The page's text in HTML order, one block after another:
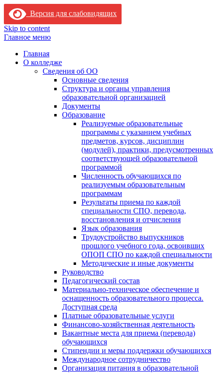
Версия для слабовидящих
Skip to content
Главное меню
Главная
О колледже
Сведения об ОО
Основные сведения
Структура и органы управления
образовательной организацией
Документы
Образование
Реализуемые образовательные
программы с указанием учебных
предметов, курсов, дисциплин
(модулей), практики, предусмотренных
соответствующей образовательной
программой
Численность обучающихся по
реализуемым образовательным
программам
Результаты приема по каждой
специальности СПО, перевода,
восстановления и отчисления
Язык образования
Трудоустройство выпускников
прошлого учебного года, освоивших
ОПОП СПО по каждой специальности
Методические и иные документы
Руководство
Педагогический состав
Материально-техническое обеспечение и
оснащенность образовательного процесса.
Доступная среда
Платные образовательные услуги
Финансово-хозяйственная деятельность
Вакантные места для приема (перевода)
обучающихся
Стипендии и меры поддержки обучающихся
Международное сотрудничество
Организация питания в образовательной